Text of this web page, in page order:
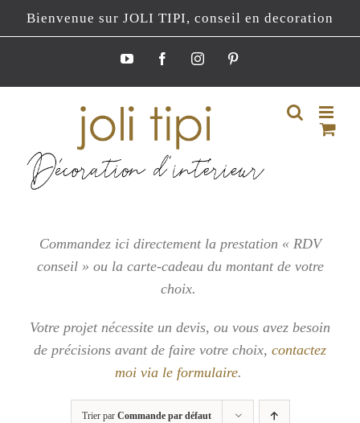
Passer
au
Bienvenue sur JOLI TIPI, conseil en decoration
YouTubeFacebookInstagramPinterest
Commandez ici directement la prestation « RDV
conseil » ou la carte-cadeau du montant de votre
choix.
Votre projet nécessite un devis, ou vous avez besoin
de précisions avant de faire votre choix, contactez
moi via le formulaire.
Trier par Commande par défaut